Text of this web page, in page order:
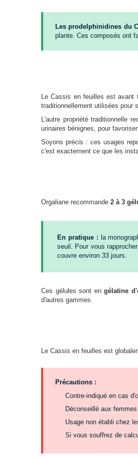
Les prodelphinidines du
plante. Ces composés ont
Le Cassis en feuilles est avant
traditionnellement utilisées pour
L'autre propriété traditionnelle
urinaires bénignes, pour
Soyons précis : ces usages
c'est exactement ce que les
Orgaliane recommande 2 à 3
En pratique : la
seuil. Pour vous
couvre environ 33 jours.
Ces gélules sont engélatine
d'autres gammes.
Le Cassis en feuilles est
Précautions :
Contre-indiqué en cas
Déconseillé aux
Usage non établi chez
Si vous souffrez de